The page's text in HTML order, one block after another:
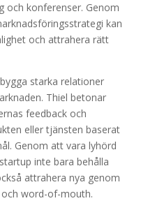
och konferenser. Genom
kan
och attrahera rätt
starka relationer
Thiel betonar
feedback och
eller tjänsten baserat
Genom att vara lyhörd
inte bara behålla
attrahera nya genom
word-of-mouth.